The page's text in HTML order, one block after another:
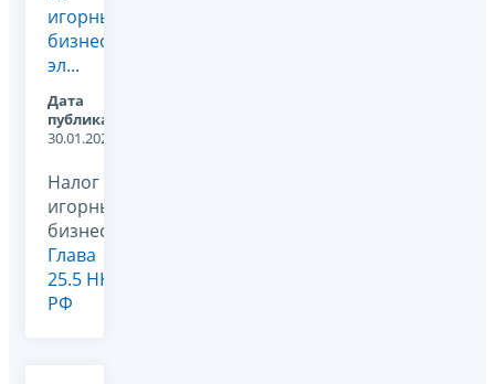
игорный
бизнес в
эл...
Дата
публикации:
30.01.2026
Налог на
игорный
бизнес,
Глава
25.5 НК
РФ